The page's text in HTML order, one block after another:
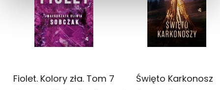
Fiolet. Kolory zła. Tom 7 Święto Karkonoszy